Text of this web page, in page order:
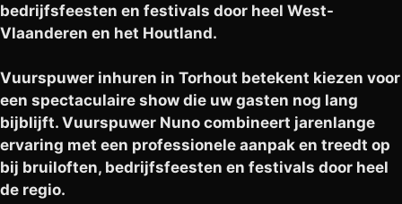
bedrijfsfeesten en festivals door heel West-
Vlaanderen en het Houtland.
Vuurspuwer inhuren in Torhout betekent kiezen voor
een spectaculaire show die uw gasten nog lang
bijblijft. Vuurspuwer Nuno combineert jarenlange
ervaring met een professionele aanpak en treedt op
bij bruiloften, bedrijfsfeesten en festivals door heel
de regio.